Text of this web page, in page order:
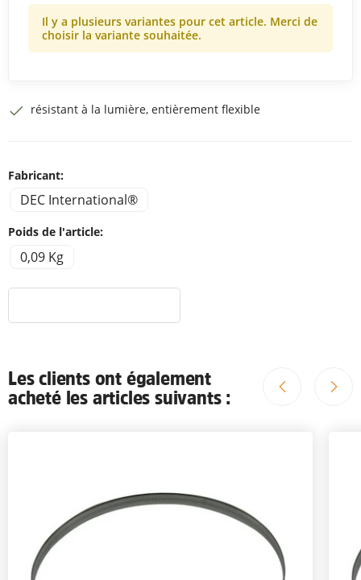
Il y a plusieurs variantes pour cet article. Merci de
choisir la variante souhaitée.
résistant à la lumière, entièrement flexible
Fabricant:
DEC International®
Poids de l'article:
0,09 Kg
Les clients ont également
acheté les articles suivants :